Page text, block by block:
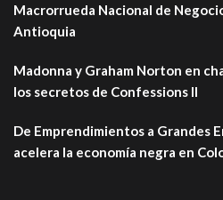
Macrorrueda Nacional de
Antioquia
Madonna y Graham Norton en
los secretos de Confessions II
De Emprendimientos a Grandes
acelera la economía negra en